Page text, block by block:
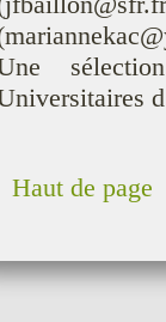
Haut de page